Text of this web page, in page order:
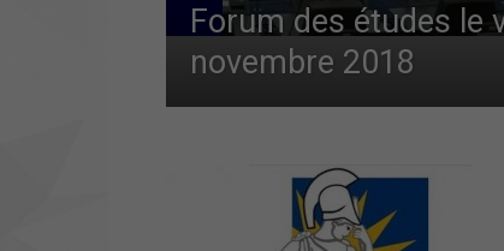
Forum des études le
novembre 2018